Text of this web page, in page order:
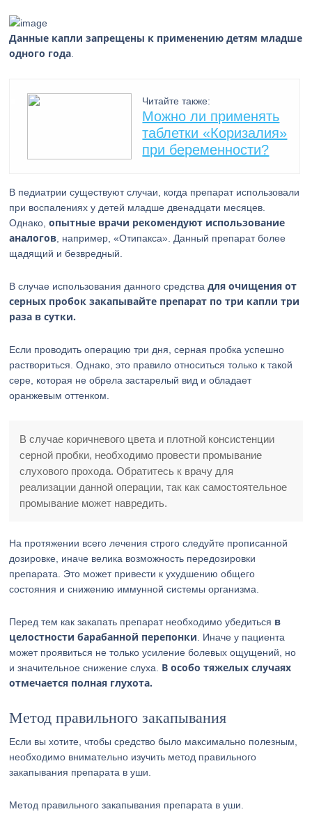
Данные капли запрещены к применению детям младше
одного года
Читайте также:
Можно ли применять
таблетки «Коризалия»
при беременности?
В педиатрии существуют случаи, когда препарат использовали
при воспалениях у детей младше двенадцати месяцев.
Однако,опытные врачи рекомендуют использование
аналогов , например, «Отипакса». Данный препарат более
щадящий и безвредный.
В случае использования данного средствадля очищения от
серных пробок закапывайте препарат по три капли три
раза в сутки.
Если проводить операцию три дня, серная пробка успешно
раствориться. Однако, это правило относиться только к такой
сере, которая не обрела застарелый вид и обладает
оранжевым оттенком.
В случае коричневого цвета и плотной консистенции
серной пробки, необходимо провести промывание
слухового прохода. Обратитесь к врачу для
реализации данной операции, так как самостоятельное
промывание может навредить.
На протяжении всего лечения строго следуйте прописанной
дозировке, иначе велика возможность передозировки
препарата. Это может привести к ухудшению общего
состояния и снижению иммунной системы организма.
Перед тем как закапать препарат необходимо убедиться в
целостности барабанной перепонки . Иначе у пациента
может проявиться не только усиление болевых ощущений, но
и значительное снижение слуха. В особо тяжелых случаях
отмечается полная глухота.
Метод правильного закапывания
Если вы хотите, чтобы средство было максимально полезным,
необходимо внимательно изучить метод правильного
закапывания препарата в уши.
Метод правильного закапывания препарата в уши.